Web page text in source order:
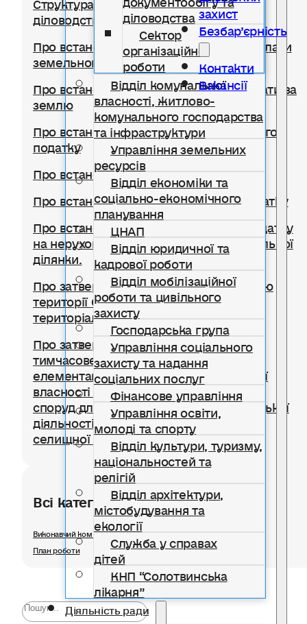
діловодства
Сектор
організаційної
роботи
Відділ комунальної
власності, житлово-
комунального господарства
та інфраструктури
Управління земельних
ресурсів
Відділ економіки та
соціально-економічного
планування
ЦНАП
Відділ юридичної та
кадрової роботи
Відділ мобілізаційної
роботи та цивільного
захисту
Господарська група
Управління соціального
захисту та надання
соціальних послуг
Фінансове управління
Управління освіти,
молоді та спорту
Відділ культури, туризму,
національностей та
релігій
Відділ архітектури,
містобудування та
екології
Служба у справах
дітей
КНП “Солотвинська
лікарня”
Діяльність ради
захист
Безбар’єрність
Контакти
Вакансії
діловодства та організаційної роботи
Про встановлення ставок та пільг із сплати
земельного податку
Про встановлення ставок орендної плати за
землю
Про встановлення ставки транспортного
податку
Про встановлення туристичного збору
Про встановлення ставок єдиного податку
Про встановлення ставок із сплати податку
на нерухоме майно, відмінне від земельної
ділянки.
Про затвердження Правил благоустрою
території Солотвинської селищної
територіальної громади
Про затвердження Положення про
тимчасове користування окремими
елементами благоустрою комунальної
власності для розміщення тимчасових
споруд для провадження підприємницької
діяльності на території Солотвинської
селищної територіальної громади
Всі категорії розділу
Виконавчий комітет
План роботи